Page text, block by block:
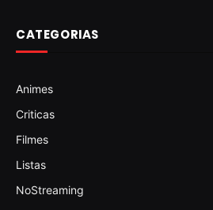
CATEGORIAS
Animes
Criticas
Filmes
Listas
NoStreaming